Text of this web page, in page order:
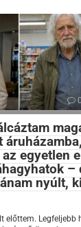
0
egyetlen
–
nyúlt,
előttem. Legfeljebb